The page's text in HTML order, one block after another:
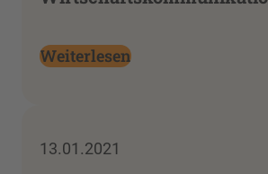
Weiterlesen
13.01.2021